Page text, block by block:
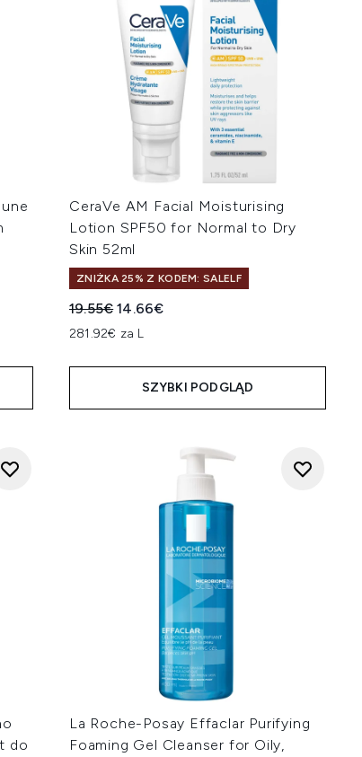
CeraVe AM Facial Moisturising
Lotion SPF50 for Normal to Dry
Skin 52ml
ZNIŻKA 25% Z KODEM: SALELF
Sugerowana cena detaliczna:
19.55€Aktualna cena:
14.66€
281.92€ za L
SZYBKI PODGLĄD
do
La Roche-Posay Effaclar Purifying
Foaming Gel Cleanser for Oily,